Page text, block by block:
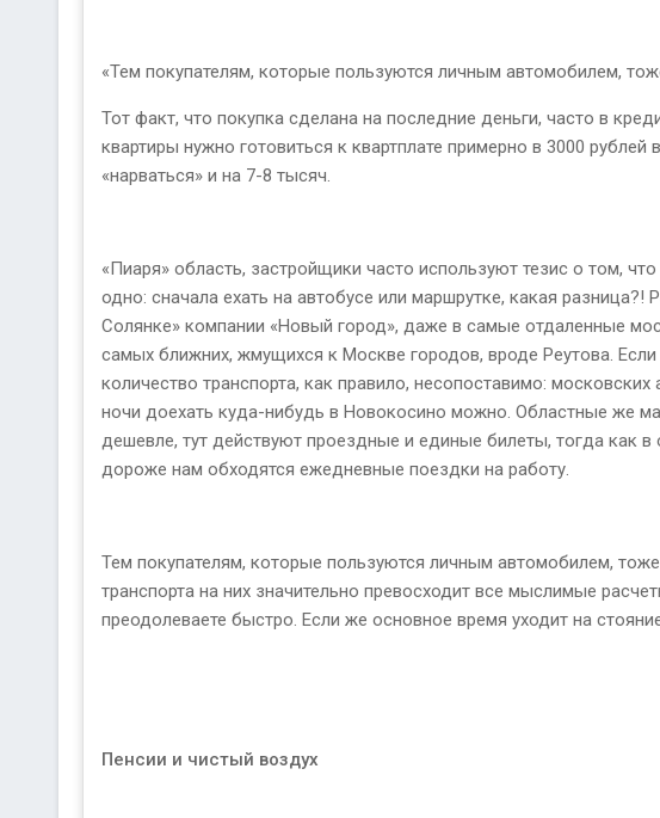
«Тем покупателям, которые пользуются личным автомобилем,
Тот факт, что покупка сделана на последние деньги, часто в
квартиры нужно готовиться к квартплате примерно в 3000
«нарваться» и на 7-8 тысяч.
«Пиаря» область, застройщики часто используют тезис о том,
одно: сначала ехать на автобусе или маршрутке, какая
Солянке» компании «Новый город», даже в самые отдаленные
самых ближних, жмущихся к Москве городов, вроде Реутова.
количество транспорта, как правило, несопоставимо:
ночи доехать куда-нибудь в Новокосино можно. Областные же
дешевле, тут действуют проездные и единые билеты, тогда как
дороже нам обходятся ежедневные поездки на работу.
Тем покупателям, которые пользуются личным автомобилем,
транспорта на них значительно превосходит все мыслимые
преодолеваете быстро. Если же основное время уходит на
Пенсии и чистый воздух